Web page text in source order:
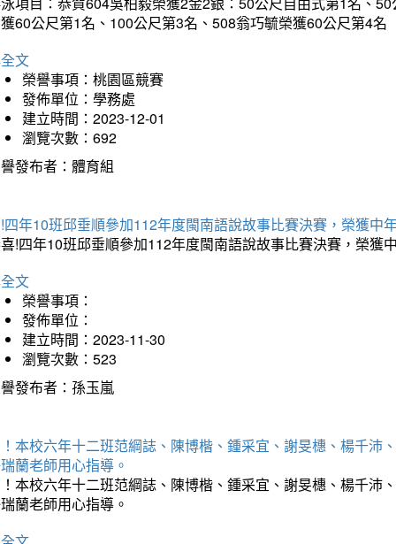
60公尺第1名、100公尺第3名、508翁巧毓榮獲60公尺第4名
文
榮譽事項：桃園區競賽
發佈單位：學務處
建立時間：2023-12-01
瀏覽次數：692
發布者：體育組
四年10班邱垂順參加112年度閩南語說故事比賽決賽，榮獲中
!四年10班邱垂順參加112年度閩南語說故事比賽決賽，榮獲
文
榮譽事項：
發佈單位：
建立時間：2023-11-30
瀏覽次數：523
發布者：孫玉嵐
本校六年十二班范綱誌、陳博楷、鍾采宜、謝旻橞、楊千沛
蘭老師用心指導。
本校六年十二班范綱誌、陳博楷、鍾采宜、謝旻橞、楊千沛
蘭老師用心指導。